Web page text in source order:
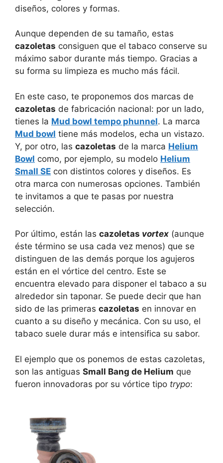
diseños, colores y formas.
Aunque dependen de su tamaño, estas
cazoletas consiguen que el tabaco conserve su
máximo sabor durante más tiempo. Gracias a
su forma su limpieza es mucho más fácil.
En este caso, te proponemos dos marcas de
cazoletas de fabricación nacional: por un lado,
tienes la Mud bowl tempo phunnel. La marca
Mud bowl tiene más modelos, echa un vistazo.
Y, por otro, las cazoletas de la marca Helium
Bowl como, por ejemplo, su modelo Helium
Small SE con distintos colores y diseños. Es
otra marca con numerosas opciones. También
te invitamos a que te pasas por nuestra
selección.
Por último, están las cazoletas vortex (aunque
éste término se usa cada vez menos) que se
distinguen de las demás porque los agujeros
están en el vórtice del centro. Este se
encuentra elevado para disponer el tabaco a su
alrededor sin taponar. Se puede decir que han
sido de las primeras cazoletas en innovar en
cuanto a su diseño y mecánica. Con su uso, el
tabaco suele durar más e intensifica su sabor.
El ejemplo que os ponemos de estas cazoletas,
son las antiguas Small Bang de Helium que
fueron innovadoras por su vórtice tipo trypo: